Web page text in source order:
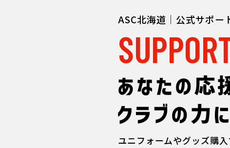
ASC北海道｜公式サポー
ユニフォームやグッズ購